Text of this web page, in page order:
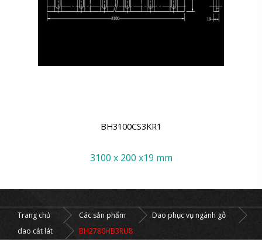
BH3100CS3KR1
3100 x 200 x19 mm
Trang chủ Các sản phẩm
Dao phục vụ ngành gỗ
dao cắt lát
BH2780HB3RU8